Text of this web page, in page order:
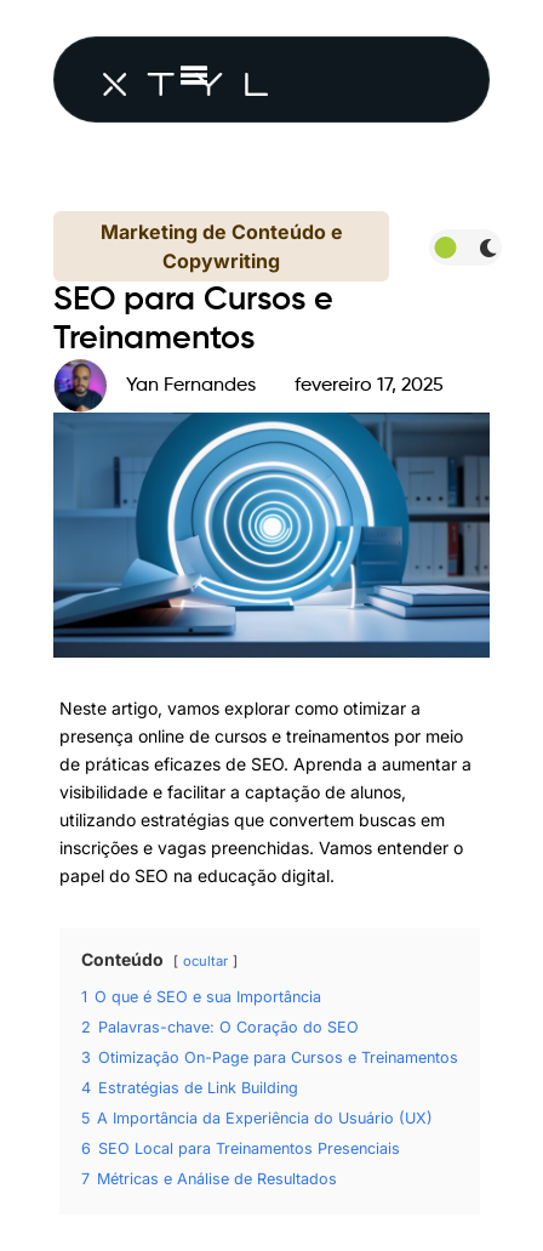
Marketing de Conteúdo e
Copywriting
SEO para Cursos e
Treinamentos
Yan Fernandes fevereiro 17, 2025
Neste artigo, vamos explorar como otimizar a
presença online de cursos e treinamentos por meio
de práticas eficazes de SEO. Aprenda a aumentar a
visibilidade e facilitar a captação de alunos,
utilizando estratégias que convertem buscas em
inscrições e vagas preenchidas. Vamos entender o
papel do SEO na educação digital.
Conteúdo ocultar
1 O que é SEO e sua Importância
2 Palavras-chave: O Coração do SEO
3 Otimização On-Page para Cursos e Treinamentos
4 Estratégias de Link Building
5 A Importância da Experiência do Usuário (UX)
6 SEO Local para Treinamentos Presenciais
7 Métricas e Análise de Resultados